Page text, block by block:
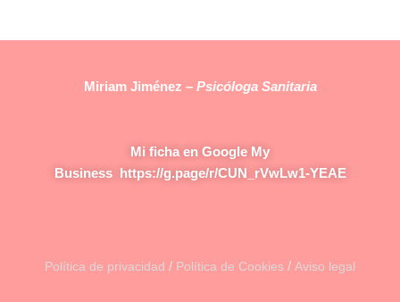
Miriam Jiménez –Psicóloga Sanitaria
Mi ficha en Google My
Business
https://g.page/r/CUN_rVwLw1-YEAE
Política de privacidad / Política de Cookies / Aviso legal